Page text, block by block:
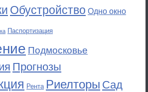
Обустройство Одно окно
Паспортизация
Подмосковье
Прогнозы
Рента Риелторы Сад